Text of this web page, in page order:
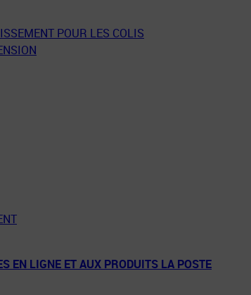
POUR LES COLIS
EN LIGNE ET AUX PRODUITS LA POSTE